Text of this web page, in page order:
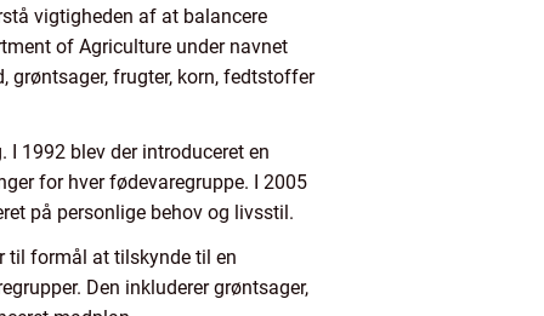
vigtigheden af at balancere
of Agriculture under navnet
grøntsager, frugter, korn, fedtstoffer
I 1992 blev der introduceret en
for hver fødevaregruppe. I 2005
på personlige behov og livsstil.
til formål at tilskynde til en
Den inkluderer grøntsager,